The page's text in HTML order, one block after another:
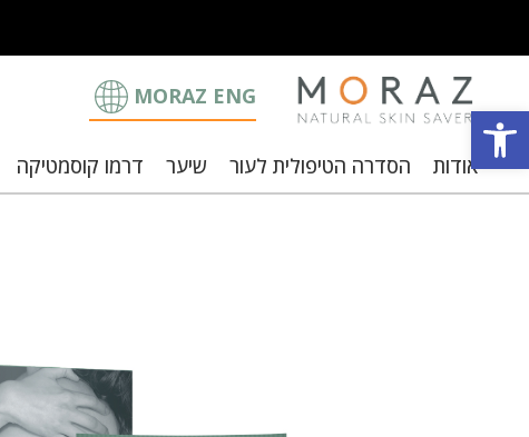
MORAZ ENG
אודות הסדרה הטיפולית לעור שיער דרמו קוסמטיקה
פתח סרגל נגישות